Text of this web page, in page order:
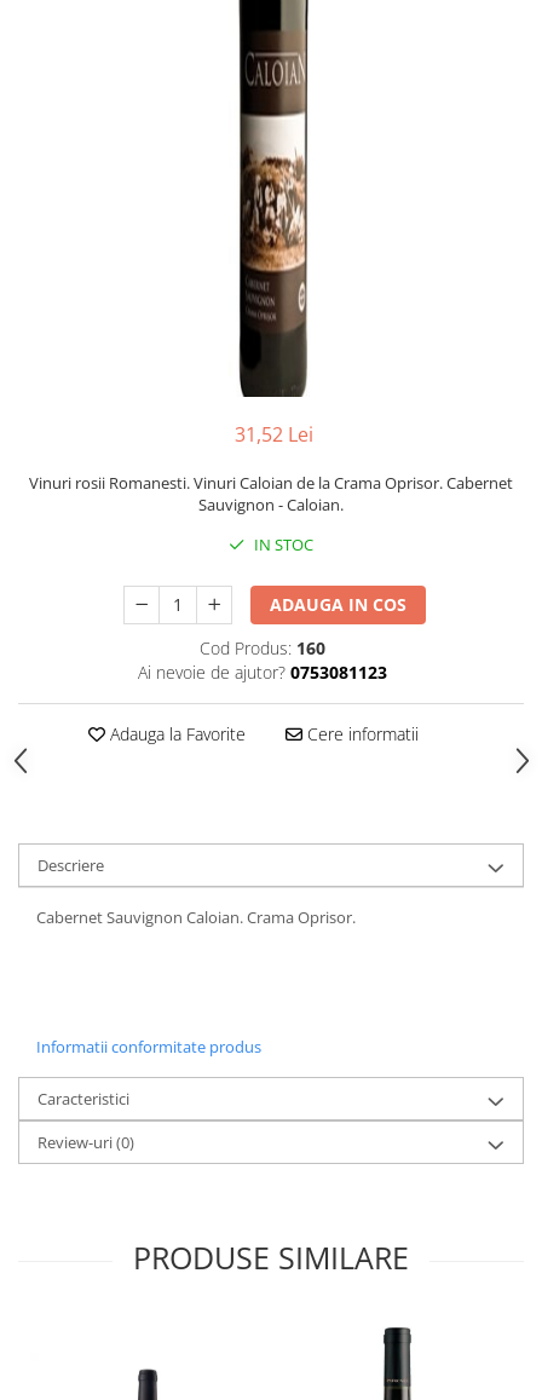
31,52 Lei
Vinuri rosii Romanesti. Vinuri Caloian de la Crama Oprisor. Cabernet
Sauvignon - Caloian.
IN STOC
ADAUGA IN COS
Cod Produs: 160
Ai nevoie de ajutor? 0753081123
Adauga la Favorite Cere informatii
Descriere
Cabernet Sauvignon Caloian. Crama Oprisor.
Informatii conformitate produs
Caracteristici
Review-uri(0)
PRODUSE SIMILARE